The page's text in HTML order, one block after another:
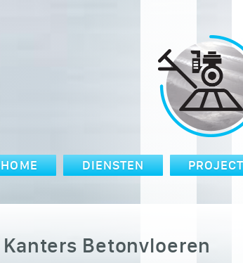
HOME DIENSTEN
Kanters Betonvloeren